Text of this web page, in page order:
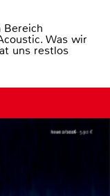
Bereich
Was wir
uns restlos